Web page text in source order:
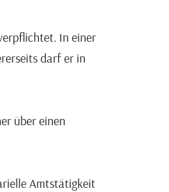
In einer
darf er in
über einen
Amtstätigkeit